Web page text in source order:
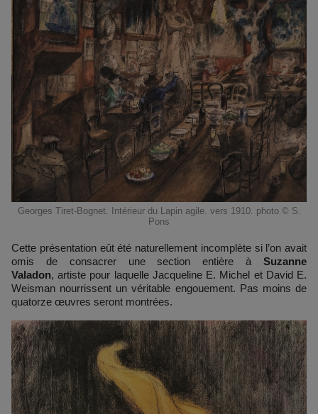
Georges Tiret-Bognet. Intérieur du Lapin agile. vers 1910. photo © S.
Pons
Cette présentation eût été naturellement incomplète si l’on avait
omis de consacrer une section entière à Suzanne
Valadon, artiste pour laquelle Jacqueline E. Michel et David E.
Weisman nourrissent un véritable engouement. Pas moins de
quatorze œuvres seront montrées.